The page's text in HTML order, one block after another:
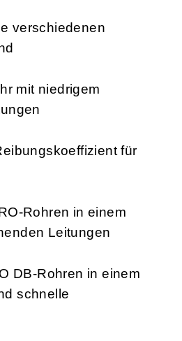
verschiedenen
mit niedrigem
für
Rohren in einem
Leitungen
DB-Rohren in einem
schnelle